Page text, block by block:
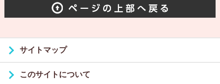
サイトマップ
このサイトについて